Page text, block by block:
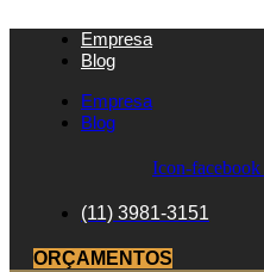
Empresa
Blog
Empresa
Blog
Icon-facebook
(11) 3981-3151
ORÇAMENTOS